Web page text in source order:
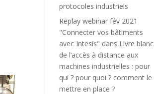
protocoles industriels
Replay webinar fév 2021
"Connecter vos bâtiments
avec Intesis" dans Livre blanc
de l’accès à distance aux
machines industrielles : pour
qui ? pour quoi ? comment le
mettre en place ?